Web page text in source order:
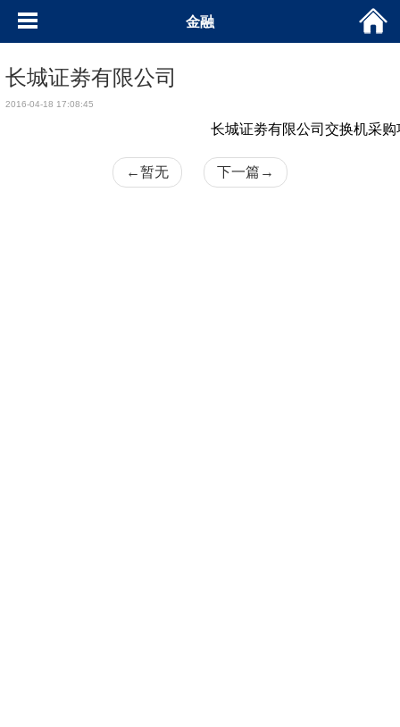
金融
长城证劵有限公司
2016-04-18 17:08:45
长城证劵有限公司交换机采购
←暂无 下一篇 →